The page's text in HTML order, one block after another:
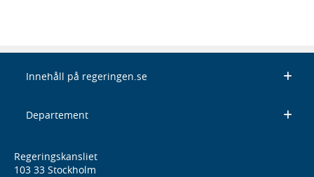
Innehåll på regeringen.se
Departement
Regeringskansliet
103 33 Stockholm